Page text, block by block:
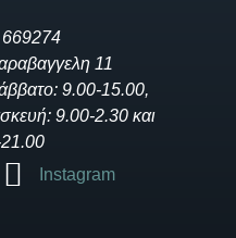
11
9.00-15.00,
9.00-2.30 και
Instagram